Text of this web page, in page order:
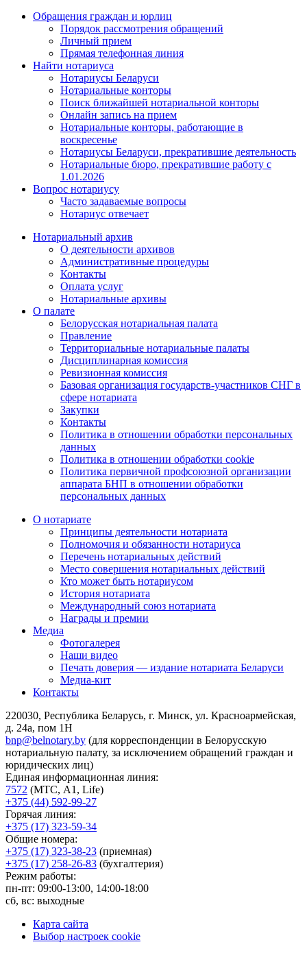
Обращения граждан и юрлиц
Порядок рассмотрения обращений
Личный прием
Прямая телефонная линия
Найти нотариуса
Нотариусы Беларуси
Нотариальные конторы
Поиск ближайшей нотариальной конторы
Онлайн запись на прием
Нотариальные конторы, работающие в
воскресенье
Нотариусы Беларуси, прекратившие деятельность
Нотариальные бюро, прекратившие работу с
1.01.2026
Вопрос нотариусу
Часто задаваемые вопросы
Нотариус отвечает
Нотариальный архив
О деятельности архивов
Административные процедуры
Контакты
Оплата услуг
Нотариальные архивы
О палате
Белорусская нотариальная палата
Правление
Территориальные нотариальные палаты
Дисциплинарная комиссия
Ревизионная комиссия
Базовая организация государств-участников СНГ в
сфере нотариата
Закупки
Контакты
Политика в отношении обработки персональных
данных
Политика в отношении обработки cookie
Политика первичной профсоюзной организации
аппарата БНП в отношении обработки
персональных данных
О нотариате
Принципы деятельности нотариата
Полномочия и обязанности нотариуса
Перечень нотариальных действий
Место совершения нотариальных действий
Кто может быть нотариусом
История нотариата
Международный союз нотариата
Награды и премии
Медиа
Фотогалерея
Наши видео
Печать доверия — издание нотариата Беларуси
Медиа-кит
Контакты
220030, Республика Беларусь, г. Минск, ул. Красноармейская,
д. 24а, пом 1Н
bnp@belnotary.by (для корреспонденции в Белорусскую
нотариальную палату, за исключением обращений граждан и
юридических лиц)
Единая информационная линия:
7572 (МТС, A1, Life)
+375 (44) 592-99-27
Горячая линия:
+375 (17) 323-59-34
Общие номера:
+375 (17) 323-38-23 (приемная)
+375 (17) 258-26-83 (бухгалтерия)
Режим работы:
пн-пт: 09:00-13:00, 14:00-18:00
сб, вс: выходные
Карта сайта
Выбор настроек cookie